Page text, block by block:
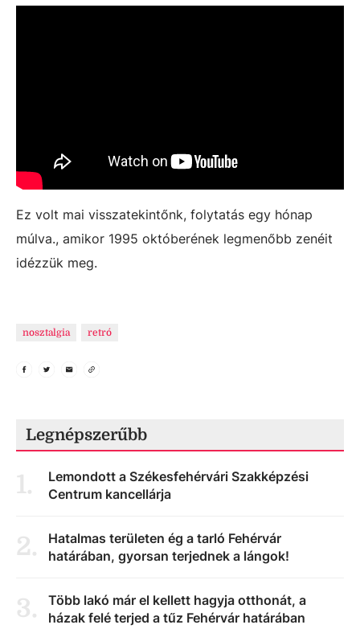
Ez volt mai visszatekintőnk, folytatás egy hónap
múlva., amikor 1995 októberének legmenőbb zenéit
idézzük meg.
nosztalgia retró
Legnépszerűbb
1.
Lemondott a Székesfehérvári Szakképzési
Centrum kancellárja
2.
Hatalmas területen ég a tarló Fehérvár
határában, gyorsan terjednek a lángok!
3.
Több lakó már el kellett hagyja otthonát, a
házak felé terjed a tűz Fehérvár határában